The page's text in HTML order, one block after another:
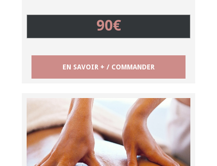
90€
EN SAVOIR + / COMMANDER